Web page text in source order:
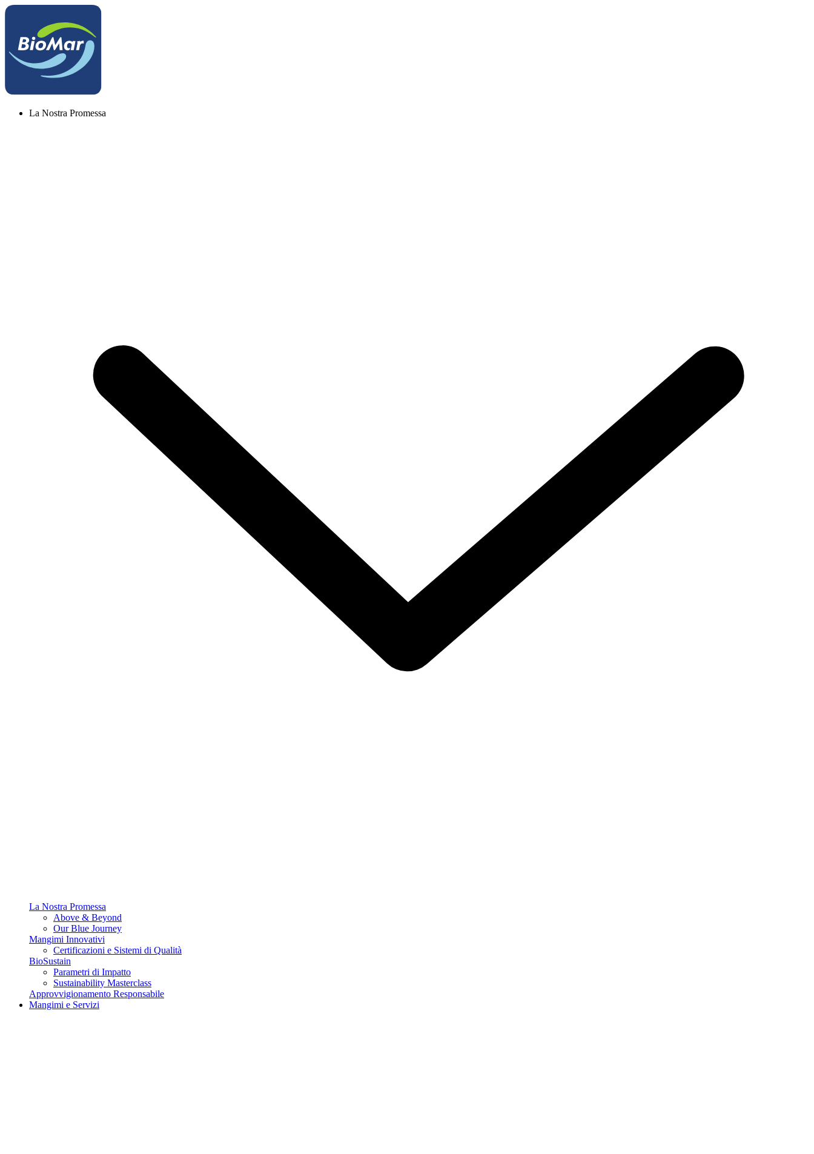
La Nostra Promessa
La Nostra Promessa
Above & Beyond
Our Blue Journey
Mangimi Innovativi
Certificazioni e Sistemi di Qualità
BioSustain
Parametri di Impatto
Sustainability Masterclass
Approvvigionamento Responsabile
Mangimi e Servizi